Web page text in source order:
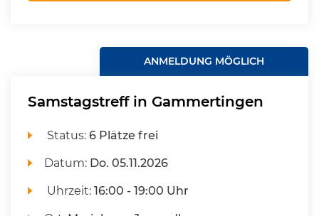
ANMELDUNG MÖGLICH
Samstagstreff in Gammertingen
Status:6 Plätze frei
Datum: Do. 05.11.2026
Uhrzeit:16:00 - 19:00 Uhr